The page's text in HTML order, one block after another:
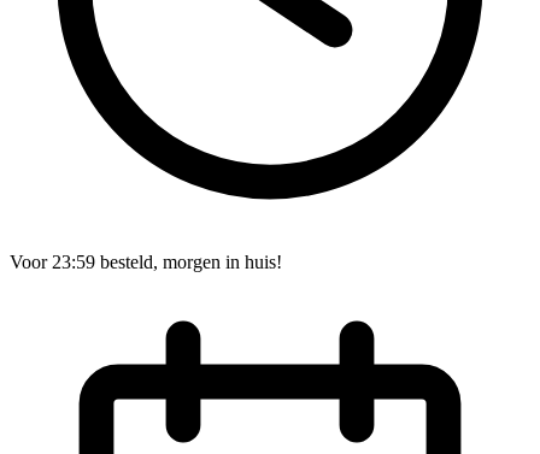
Voor 23:59 besteld, morgen in huis!